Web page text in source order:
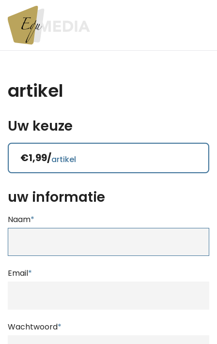
artikel
Uw keuze
€1,99/artikel
uw informatie
Naam*
Email*
Wachtwoord*